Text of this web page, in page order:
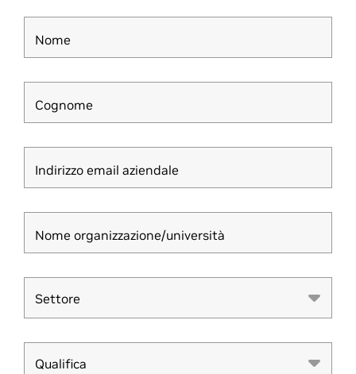
Nome
Cognome
Indirizzo email aziendale
Nome organizzazione/università
Settore
Settore
Qualifica
Qualifica